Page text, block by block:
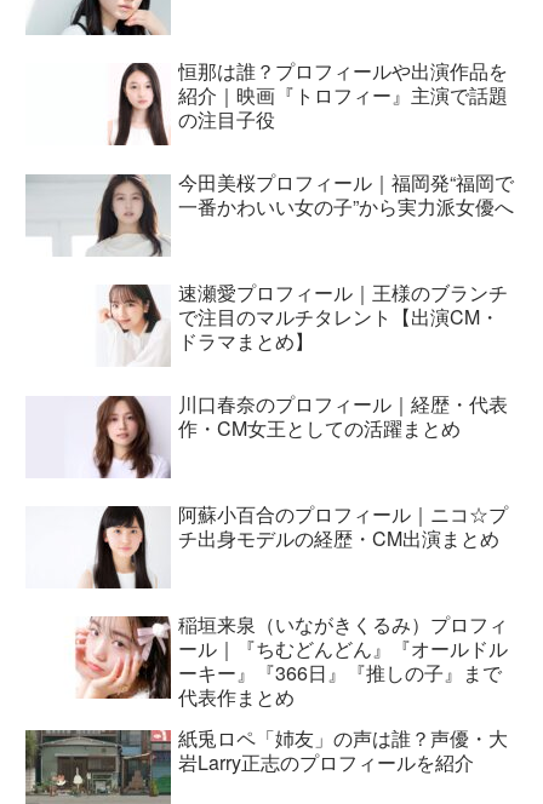
恒那は誰？プロフィールや出演作品を
紹介｜映画『トロフィー』主演で話題
の注目子役
今田美桜プロフィール｜福岡発“福岡で
一番かわいい女の子”から実力派女優へ
速瀬愛プロフィール｜王様のブランチ
で注目のマルチタレント【出演CM・
ドラマまとめ】
川口春奈のプロフィール｜経歴・代表
作・CM女王としての活躍まとめ
阿蘇小百合のプロフィール｜ニコ☆プ
チ出身モデルの経歴・CM出演まとめ
稲垣来泉（いながきくるみ）プロフィ
ール｜『ちむどんどん』『オールドル
ーキー』『366日』『推しの子』まで
代表作まとめ
紙兎ロペ「姉友」の声は誰？声優・大
岩Larry正志のプロフィールを紹介